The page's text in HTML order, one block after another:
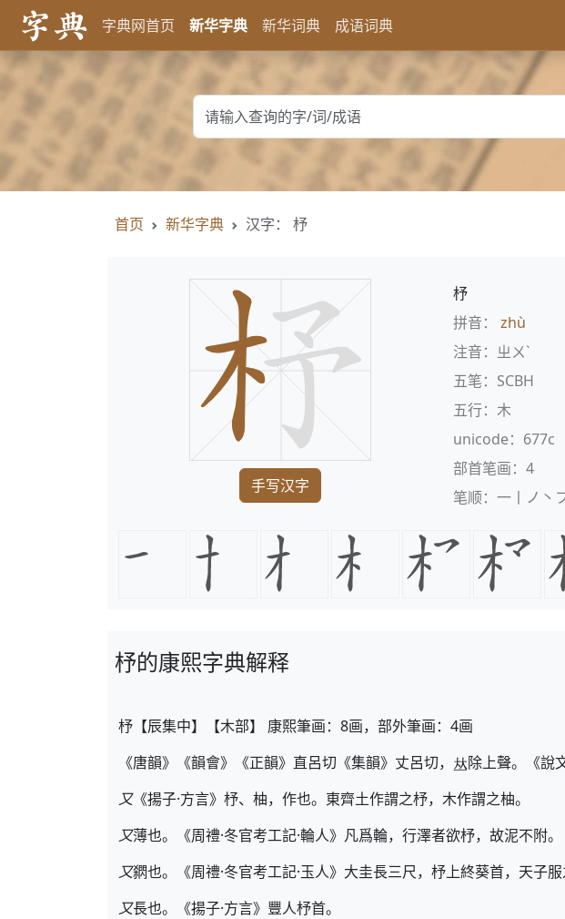
字典网首页 新华字典 新华词典 成语词典
首页 新华字典 汉字： 杼
手写汉字
杼
拼音： zhù
注音：ㄓㄨˋ
五笔：SCBH
五行：木
unicode：677c
部首笔画：4
笔顺：一丨ノ丶
杼的康熙字典解释
杼【辰集中】【木部】 康熙筆画：8画，部外筆画：4画
《唐韻》《韻會》《正韻》直呂切《集韻》丈呂切，
除上聲。《說
又《揚子·方言》杼、柚，作也。東齊土作謂之杼，木作謂之柚。
又薄也。《周禮·冬官考工記·輪人》凡爲輪，行澤者欲杼，故泥不附。
又閷也。《周禮·冬官考工記·玉人》大圭長三尺，杼上終葵首，天子服
又長也。《揚子·方言》豐人杼首。